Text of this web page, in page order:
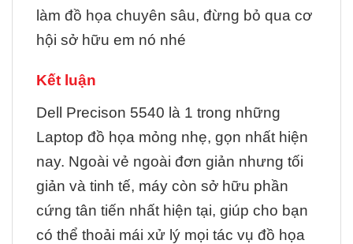
làm đồ họa chuyên sâu, đừng bỏ qua cơ
hội sở hữu em nó nhé
Kết luận
Dell Precison 5540 là 1 trong những
Laptop đồ họa mỏng nhẹ, gọn nhất hiện
nay. Ngoài vẻ ngoài đơn giản nhưng tối
giản và tinh tế, máy còn sở hữu phần
cứng tân tiến nhất hiện tại, giúp cho bạn
có thể thoải mái xử lý mọi tác vụ đồ họa